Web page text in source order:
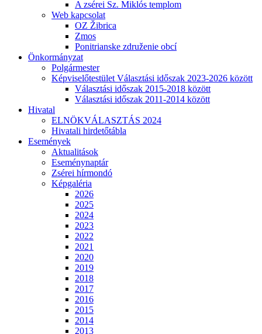
A zsérei Sz. Miklós templom
Web kapcsolat
OZ Žibrica
Zmos
Ponitrianske združenie obcí
Önkormányzat
Polgármester
Képviselőtestület Választási időszak 2023-2026 között
Választási időszak 2015-2018 között
Választási időszak 2011-2014 között
Hivatal
ELNÖKVÁLASZTÁS 2024
Hivatali hirdetőtábla
Események
Aktualitások
Eseménynaptár
Zsérei hírmondó
Képgaléria
2026
2025
2024
2023
2022
2021
2020
2019
2018
2017
2016
2015
2014
2013